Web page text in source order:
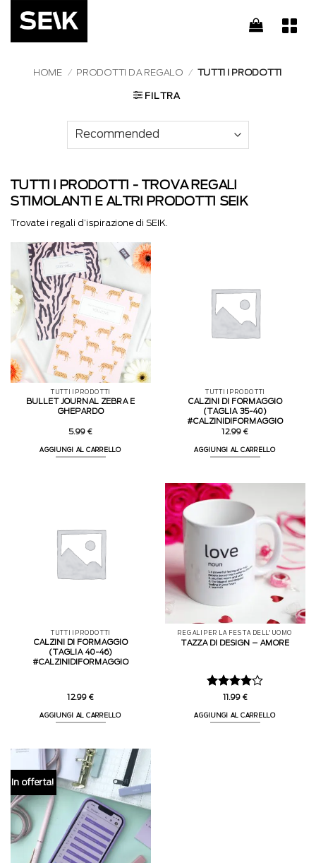
HOME / PRODOTTI DA REGALO / TUTTI I PRODOTTI
FILTRA
TUTTI I PRODOTTI - TROVA REGALI
STIMOLANTI E ALTRI PRODOTTI SEIK
Trovate i regali d’ispirazione di SEIK.
TUTTI I PRODOTTI
BULLET JOURNAL ZEBRA E
GHEPARDO
5.99 €
AGGIUNGI AL CARRELLO
TUTTI I PRODOTTI
CALZINI DI FORMAGGIO
(TAGLIA 35-40)
#CALZINIDIFORMAGGIO
12.99 €
AGGIUNGI AL CARRELLO
TUTTI I PRODOTTI
CALZINI DI FORMAGGIO
(TAGLIA 40-46)
#CALZINIDIFORMAGGIO
12.99 €
AGGIUNGI AL CARRELLO
REGALI PER LA FESTA DELL'UOMO
TAZZA DI DESIGN – AMORE
Valutato
11.99 €
AGGIUNGI AL CARRELLO
In offerta!